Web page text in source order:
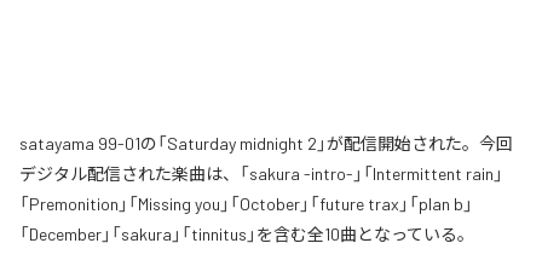
satayama 99-01の「Saturday midnight 2」が配信開始された。今回
デジタル配信された楽曲は、「sakura -intro-」「Intermittent rain」
「Premonition」「Missing you」「October」「future trax」「plan b」
「December」「sakura」「tinnitus」を含む全10曲となっている。